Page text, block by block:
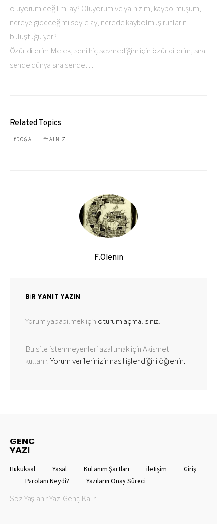
ölüyorum değil mi ay? Ölüyorum ve yalnızım, kaybolmuşum,
nereye gideceğimi söyle ay, nerede kaybolmuş ruhların
buluştuğu yer?
Özür dilerim Melek, seni hiç sevmediğim için özür dilerim, sıra
sende dünya sıra sende…
Related Topics
DOĞA YALNIZ
F.Olenin
BIR YANIT YAZIN
Yorum yapabilmek için oturum açmalısınız.
Bu site istenmeyenleri azaltmak için Akismet
kullanır.Yorum verilerinizin nasıl işlendiğini öğrenin.
GENC
YAZI
Hukuksal Yasal Kullanım Şartları iletişim
Giriş
Parolam Neydi?
Yazıların Onay Süreci
Söz Yaşlanır Yazı Genç Kalır.